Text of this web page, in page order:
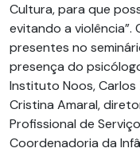
Cultura, para que
evitando a
presentes no
presença do
Instituto Noos, Carlos
Cristina Amaral,
Profissional de
Coordenadoria da